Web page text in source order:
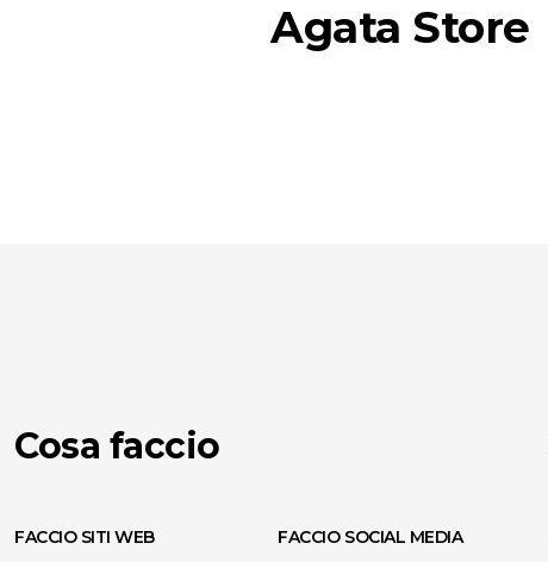
Agata Store
Cosa faccio
FACCIO SITI WEB
FACCIO SOCIAL MEDIA